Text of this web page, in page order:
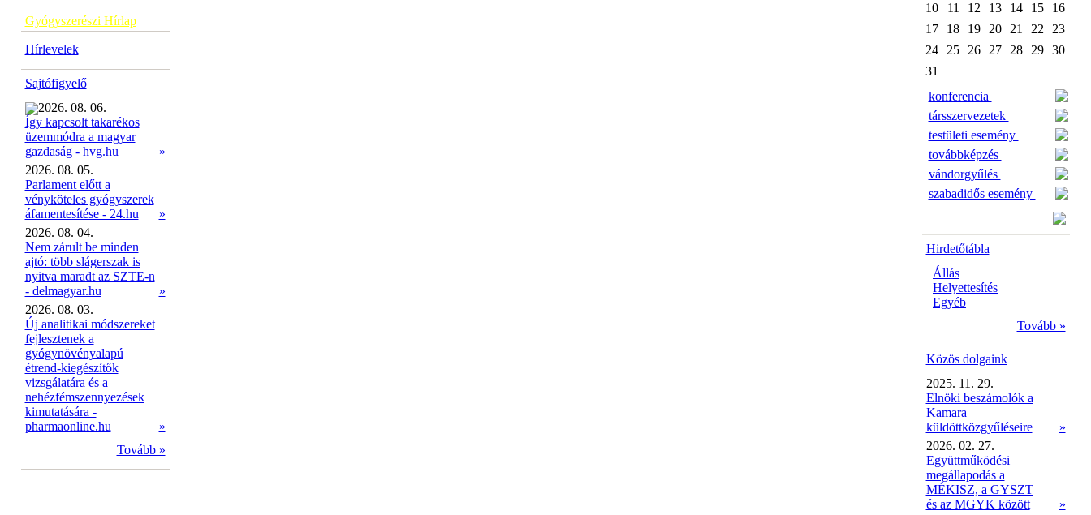
Gyógyszerészi Hírlap
Hírlevelek
Sajtófigyelő
2026. 08. 06.
Így kapcsolt takarékos
üzemmódra a magyar
gazdaság - hvg.hu
»
2026. 08. 05.
Parlament előtt a
vényköteles gyógyszerek
áfamentesítése - 24.hu
»
2026. 08. 04.
Nem zárult be minden
ajtó: több slágerszak is
nyitva maradt az SZTE-n
- delmagyar.hu
»
2026. 08. 03.
Új analitikai módszereket
fejlesztenek a
gyógynövényalapú
étrend-kiegészítők
vizsgálatára és a
nehézfémszennyezések
kimutatására -
pharmaonline.hu
»
Tovább »
10
11 12 13 14 15
16
17
18 19 20 21 22
23
24
25 26 27 28 29 30
31
konferencia
társszervezetek
testületi esemény
továbbképzés
vándorgyűlés
szabadidős esemény
Hirdetőtábla
Állás
Helyettesítés
Egyéb
Tovább »
Közös dolgaink
2025. 11. 29.
Elnöki beszámolók a
Kamara
küldöttközgyűléseire
»
2026. 02. 27.
Együttműködési
megállapodás a
MÉKISZ, a GYSZT
és az MGYK között
»